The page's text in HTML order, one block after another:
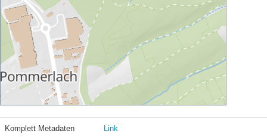
Komplett Metadaten Link